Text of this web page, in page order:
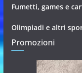
Fumetti, games e
Olimpiadi e altri
Promozioni